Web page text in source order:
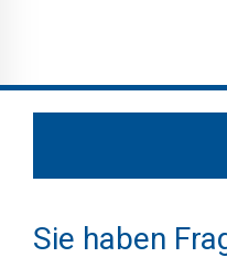
Sie haben